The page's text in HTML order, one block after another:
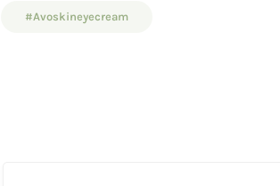
#Avoskineyecream